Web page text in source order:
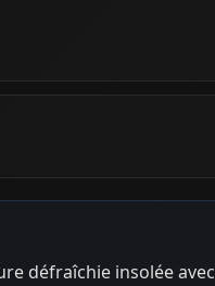
défraîchie insolée avec